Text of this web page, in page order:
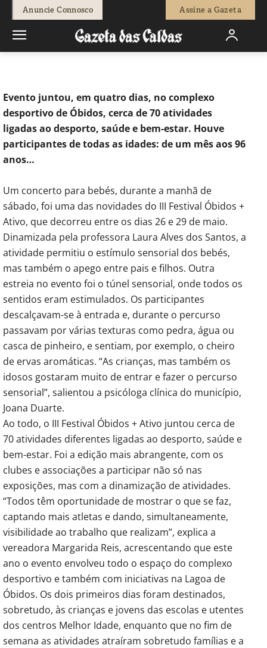
Anuncie Connosco Assine a Gazeta
Fátima Ferreira - 421 0
Evento juntou, em quatro dias, no complexo
desportivo de Óbidos, cerca de 70 atividades
ligadas ao desporto, saúde e bem-estar. Houve
participantes de todas as idades: de um mês aos 96
anos…
Um concerto para bebés, durante a manhã de
sábado, foi uma das novidades do III Festival Óbidos +
Ativo, que decorreu entre os dias 26 e 29 de maio.
Dinamizada pela professora Laura Alves dos Santos, a
atividade permitiu o estímulo sensorial dos bebés,
mas também o apego entre pais e filhos. Outra
estreia no evento foi o túnel sensorial, onde todos os
sentidos eram estimulados. Os participantes
descalçavam-se à entrada e, durante o percurso
passavam por várias texturas como pedra, água ou
casca de pinheiro, e sentiam, por exemplo, o cheiro
de ervas aromáticas. “As crianças, mas também os
idosos gostaram muito de entrar e fazer o percurso
sensorial”, salientou a psicóloga clínica do município,
Joana Duarte.
Ao todo, o III Festival Óbidos + Ativo juntou cerca de
70 atividades diferentes ligadas ao desporto, saúde e
bem-estar. Foi a edição mais abrangente, com os
clubes e associações a participar não só nas
exposições, mas com a dinamização de atividades.
“Todos têm oportunidade de mostrar o que se faz,
captando mais atletas e dando, simultaneamente,
visibilidade ao trabalho que realizam”, explica a
vereadora Margarida Reis, acrescentando que este
ano o evento envolveu todo o espaço do complexo
desportivo e também com iniciativas na Lagoa de
Óbidos. Os dois primeiros dias foram destinados,
sobretudo, às crianças e jovens das escolas e utentes
dos centros Melhor Idade, enquanto que no fim de
semana as atividades atraíram sobretudo famílias e a